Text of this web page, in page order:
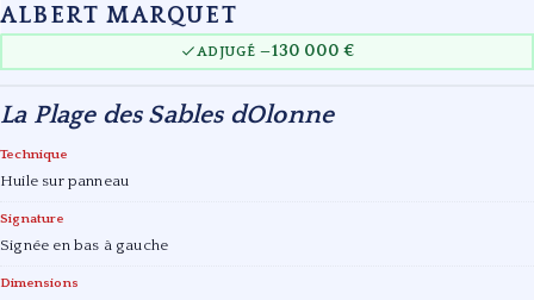
ALBERT MARQUET
ADJUGÉ —130 000 €
La Plage des Sables dOlonne
Technique
Huile sur panneau
Signature
Signée en bas à gauche
Dimensions